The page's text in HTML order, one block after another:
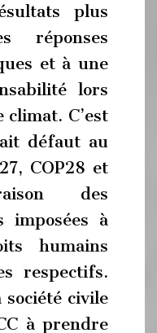
plus
réponses
et à une
lors
climat. C’est
défaut au
COP28 et
des
imposées à
humains
respectifs.
société civile
à prendre